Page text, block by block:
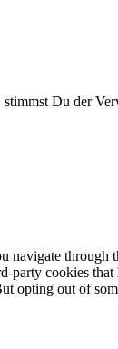
Du der
through
cookies
opting out of